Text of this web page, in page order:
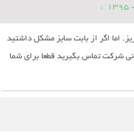
:
اما اگر از بابت سایز مشکل داشتید
شرکت تماس بگیرید قطعا برای شما